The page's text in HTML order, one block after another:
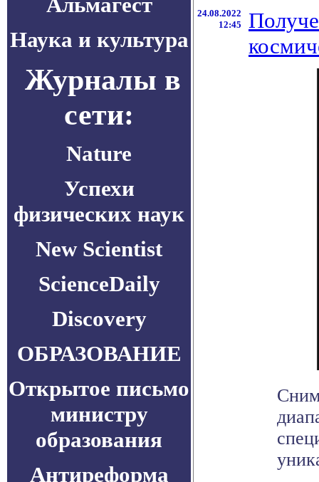
Наука и культура
Журналы в
сети:
Nature
Успехи
физических наук
New Scientist
ScienceDaily
Discovery
ОБРАЗОВАНИЕ
Открытое письмо
министру
образования
Антиреформа
24.08.2022
12:45